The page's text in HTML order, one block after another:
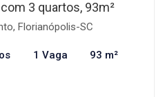
3 quartos, 93m²
Florianópolis-SC
1 Vaga 93 m²